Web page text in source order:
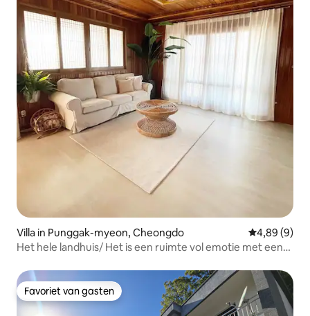
Villa in Punggak-myeon, Cheongdo Gemiddelde
4,89 (9)
Het hele landhuis/ Het is een ruimte vol emotie met een
huis/ Geuloreonjip
Favoriet van gasten
Favoriet van gasten